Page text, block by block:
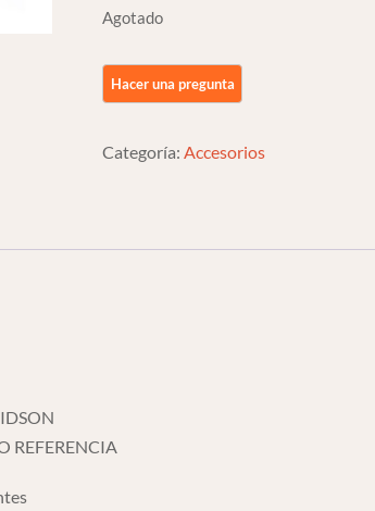
Agotado
Categoría:Accesorios
REFERENCIA